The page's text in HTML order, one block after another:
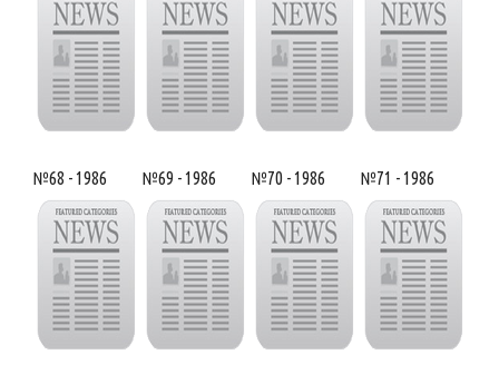
№68 - 1986 №69 - 1986 №70 - 1986 №71 - 1986